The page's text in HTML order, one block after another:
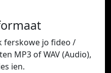
ferskowe jo fideo /
MP3 of WAV (Audio),
ien.